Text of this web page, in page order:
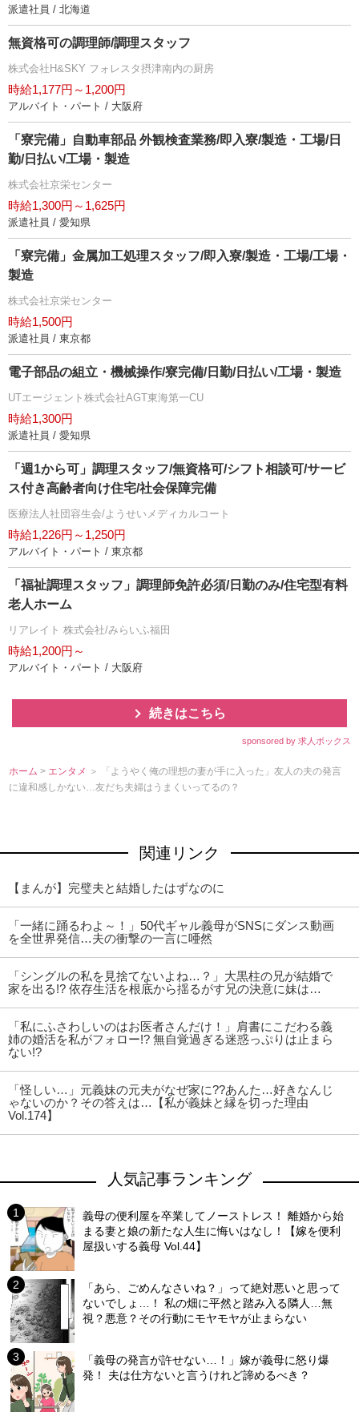
派遣社員 / 北海道
無資格可の調理師/調理スタッフ
株式会社H&SKY フォレスタ摂津南内の厨房
時給1,177円～1,200円
アルバイト・パート / 大阪府
「寮完備」自動車部品 外観検査業務/即入寮/製造・工場/日
勤/日払い/工場・製造
株式会社京栄センター
時給1,300円～1,625円
派遣社員 / 愛知県
「寮完備」金属加工処理スタッフ/即入寮/製造・工場/工場・
製造
株式会社京栄センター
時給1,500円
派遣社員 / 東京都
電子部品の組立・機械操作/寮完備/日勤/日払い/工場・製造
UTエージェント株式会社AGT東海第一CU
時給1,300円
派遣社員 / 愛知県
「週1から可」調理スタッフ/無資格可/シフト相談可/サービ
ス付き高齢者向け住宅/社会保障完備
医療法人社団容生会/ようせいメディカルコート
時給1,226円～1,250円
アルバイト・パート / 東京都
「福祉調理スタッフ」調理師免許必須/日勤のみ/住宅型有料
老人ホーム
リアレイト 株式会社/みらいふ福田
時給1,200円～
アルバイト・パート / 大阪府
続きはこちら
sponsored by 求人ボックス
ホーム > エンタメ ＞ 「ようやく俺の理想の妻が手に入った」友人の夫の発言
に違和感しかない…友だち夫婦はうまくいってるの？
関連リンク
【まんが】完璧夫と結婚したはずなのに
「一緒に踊るわよ～！」50代ギャル義母がSNSにダンス動画
を全世界発信…夫の衝撃の一言に唖然
「シングルの私を見捨てないよね…？」大黒柱の兄が結婚で
家を出る!? 依存生活を根底から揺るがす兄の決意に妹は…
「私にふさわしいのはお医者さんだけ！」肩書にこだわる義
姉の婚活を私がフォロー!? 無自覚過ぎる迷惑っぷりは止まら
ない!?
「怪しい…」元義妹の元夫がなぜ家に??あんた…好きなんじ
ゃないのか？その答えは…【私が義妹と縁を切った理由
Vol.174】
人気記事ランキング
義母の便利屋を卒業してノーストレス！ 離婚から始
まる妻と娘の新たな人生に悔いはなし！【嫁を便利
屋扱いする義母 Vol.44】
「あら、ごめんなさいね？」って絶対悪いと思って
ないでしょ…！ 私の畑に平然と踏み入る隣人…無
視？悪意？その行動にモヤモヤが止まらない
「義母の発言が許せない…！」嫁が義母に怒り爆
発！ 夫は仕方ないと言うけれど諦めるべき？